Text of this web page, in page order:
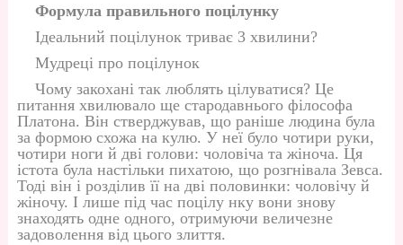
Формула правильного поцілунку
Ідеальний поцілунок триває 3 хвилини?
Мудреці про поцілунок
Чому закохані так люблять цілуватися? Це
питання хвилювало ще стародавнього філософа
Платона. Він стверджував, що раніше людина була
за формою схожа на кулю. У неї було чотири руки,
чотири ноги й дві голови: чоловіча та жіноча. Ця
істота була настільки пихатою, що розгнівала Зевса.
Тоді він і розділив її на дві половинки: чоловічу й
жіночу. І лише під час поцілу нку вони знову
знаходять одне одного, отримуючи величезне
задоволення від цього злиття.